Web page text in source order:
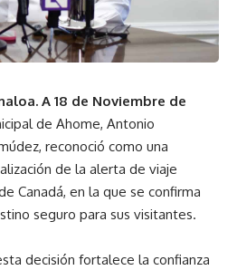
A 18 de Noviembre de
de Ahome, Antonio
reconoció como una
de la alerta de viaje
Canadá, en la que se confirma
seguro para sus visitantes.
decisión fortalece la confianza